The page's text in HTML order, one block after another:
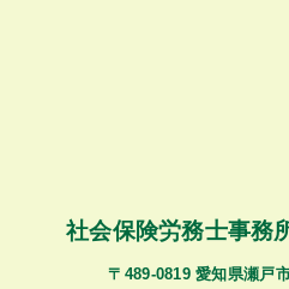
社会保険労務士事務
〒489-0819 愛知県瀬戸